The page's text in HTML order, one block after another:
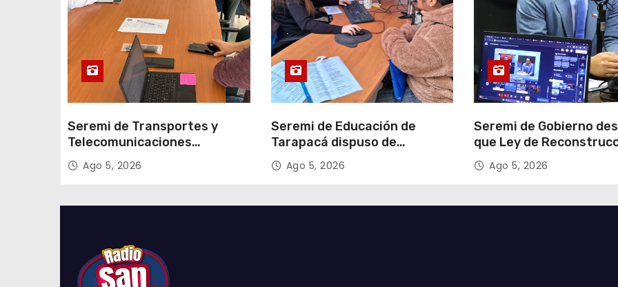
a
a
s
Seremi de Transportes y
Telecomunicaciones
encabezó primera mesa de
coordinación para el retiro de
Ago 5, 2026
Seremi de Educación de
Tarapacá dispuso de
facilitadores para apoyar
proceso de Admisión Escolar
Ago 5, 2026
Seremi de Gobierno
que Ley de
Nacional impulsará la
inversión y el empleo en
Ago 5, 2026